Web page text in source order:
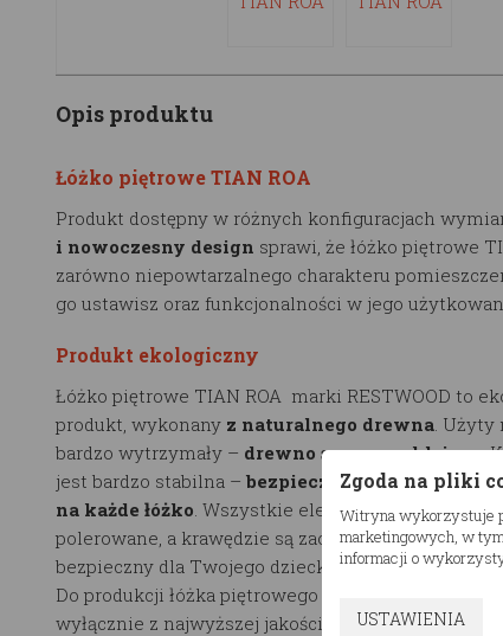
Opis produktu
Łóżko piętrowe TIAN ROA
Produkt dostępny w różnych konfiguracjach
i nowoczesny design sprawi, że łóżko piętrowe
zarówno niepowtarzalnego charakteru
go ustawisz oraz funkcjonalności w jego
Produkt ekologiczny
Łóżko piętrowe TIAN ROA marki RESTWOOD to
produkt, wykonany z naturalnego drewna .
bardzo wytrzymały – drewno sosnowe, klejone.
jest bardzo stabilna – bezpieczne obciążenie
na każde łóżko . Wszystkie elementy zestawu są
polerowane, a krawędzie są zaokrąglane przez co
bezpieczny dla Twojego dziecka.
Do produkcji łóżka piętrowego TIAN ROA
wyłącznie z najwyższej jakości drewna w klasie 1 –
Zgoda na pliki
Witryna wykorzystuje
marketingowych, w
informacji o
USTAWIENIA